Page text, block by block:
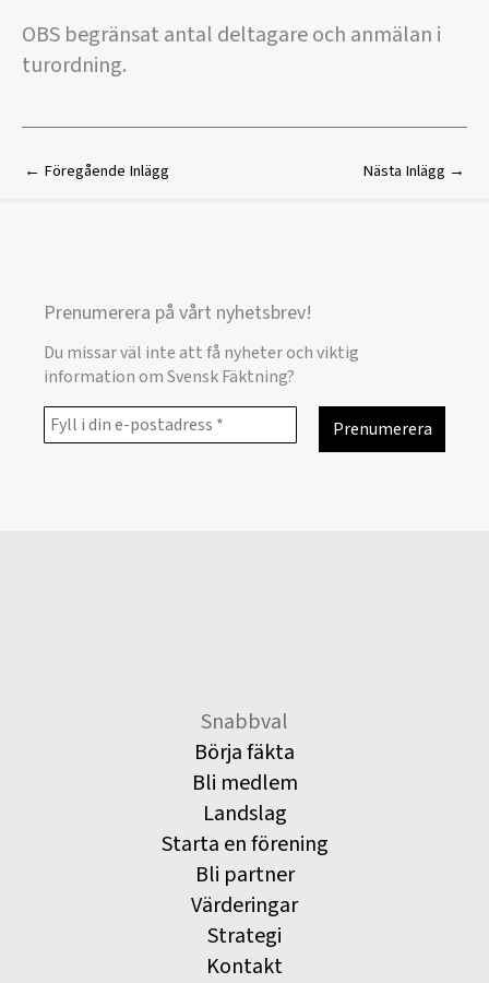
OBS begränsat antal deltagare och anmälan i
turordning.
← Föregående Inlägg Nästa Inlägg →
Prenumerera på vårt nyhetsbrev!
Du missar väl inte att få nyheter och viktig
information om Svensk Fäktning?
Snabbval
Börja fäkta
Bli medlem
Landslag
Starta en förening
Bli partner
Värderingar
Strategi
Kontakt